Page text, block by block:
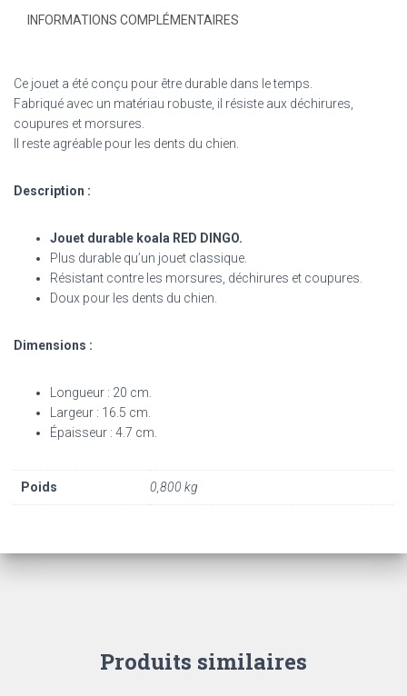
INFORMATIONS COMPLÉMENTAIRES
Ce jouet a été conçu pour être durable dans le temps.
Fabriqué avec un matériau robuste, il résiste aux déchirures,
coupures et morsures.
Il reste agréable pour les dents du chien.
Description :
Jouet durable koala RED DINGO.
Plus durable qu’un jouet classique.
Résistant contre les morsures, déchirures et coupures.
Doux pour les dents du chien.
Dimensions :
Longueur : 20 cm.
Largeur : 16.5 cm.
Épaisseur : 4.7 cm.
Poids 0,800 kg
Produits similaires